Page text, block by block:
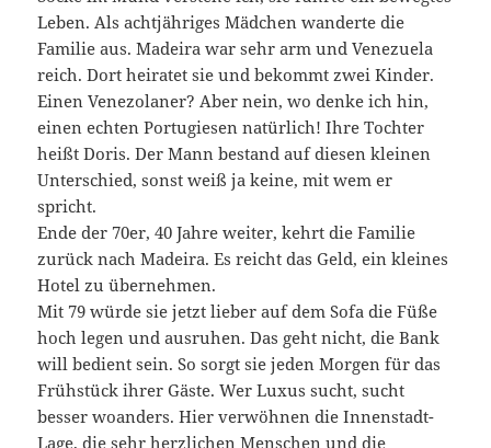
Leben. Als achtjähriges Mädchen wanderte die
Familie aus. Madeira war sehr arm und Venezuela
reich. Dort heiratet sie und bekommt zwei Kinder.
Einen Venezolaner? Aber nein, wo denke ich hin,
einen echten Portugiesen natürlich! Ihre Tochter
heißt Doris. Der Mann bestand auf diesen kleinen
Unterschied, sonst weiß ja keine, mit wem er
spricht.
Ende der 70er, 40 Jahre weiter, kehrt die Familie
zurück nach Madeira. Es reicht das Geld, ein kleines
Hotel zu übernehmen.
Mit 79 würde sie jetzt lieber auf dem Sofa die Füße
hoch legen und ausruhen. Das geht nicht, die Bank
will bedient sein. So sorgt sie jeden Morgen für das
Frühstück ihrer Gäste. Wer Luxus sucht, sucht
besser woanders. Hier verwöhnen die Innenstadt-
Lage, die sehr herzlichen Menschen und die